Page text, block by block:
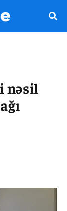
nəsil